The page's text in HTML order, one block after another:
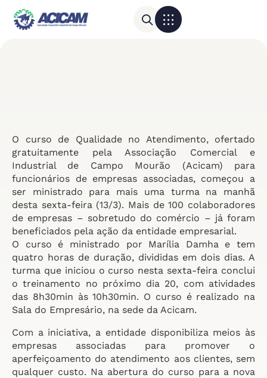
O curso de Qualidade no Atendimento, ofertado
gratuitamente pela Associação Comercial e
Industrial de Campo Mourão (Acicam) para
funcionários de empresas associadas, começou a
ser ministrado para mais uma turma na manhã
desta sexta-feira (13/3). Mais de 100 colaboradores
de empresas – sobretudo do comércio – já foram
beneficiados pela ação da entidade empresarial.
O curso é ministrado por Marília Damha e tem
quatro horas de duração, divididas em dois dias. A
turma que iniciou o curso nesta sexta-feira conclui
o treinamento no próximo dia 20, com atividades
das 8h30min às 10h30min. O curso é realizado na
Sala do Empresário, na sede da Acicam.
Com a iniciativa, a entidade disponibiliza meios às
empresas associadas para promover o
aperfeiçoamento do atendimento aos clientes, sem
qualquer custo. Na abertura do curso para a nova